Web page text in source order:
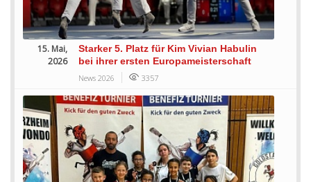
15. Mai,
2026
Starker 5. Platz für Kim Vivian Habulin
bei ihrer ersten Europameisterschaft
News 2026 3357